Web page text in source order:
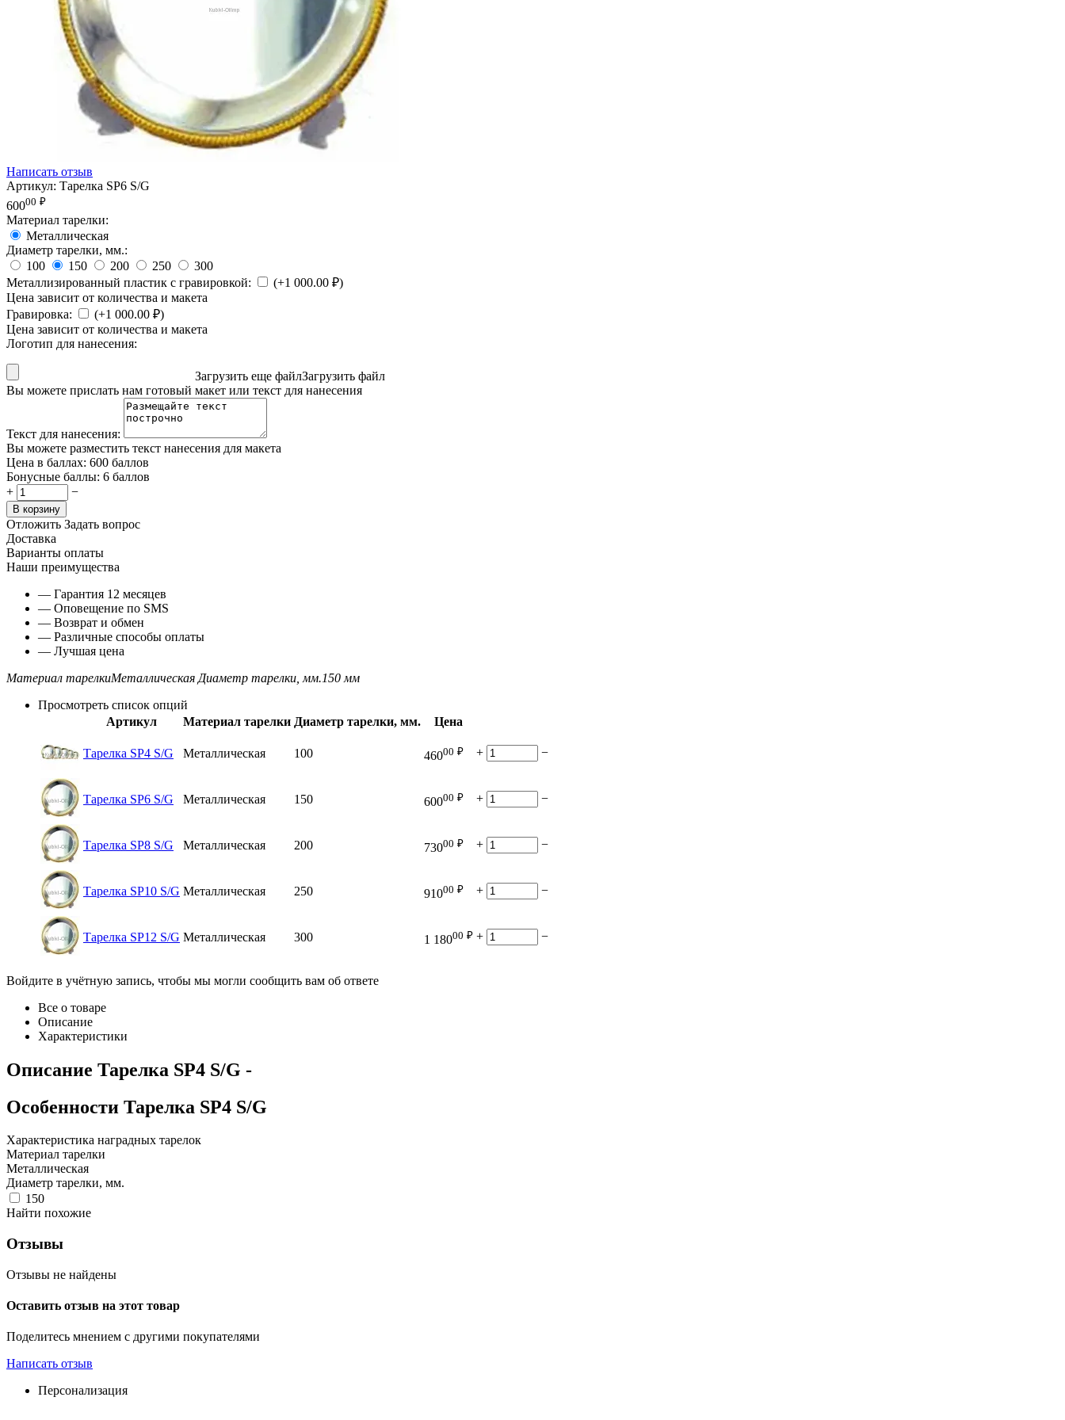
Написать отзыв
Артикул: Тарелка SP6 S/G
60000 ₽
Материал тарелки:
Металлическая
Диаметр тарелки, мм.:
100
150 200 250
300
Металлизированный пластик с гравировкой:
(+1 000.00 ₽)
Цена зависит от количества и макета
Гравировка:
(+1 000.00 ₽)
Цена зависит от количества и макета
Логотип для нанесения:
Загрузить еще файлЗагрузить файл
Вы можете прислать нам готовый макет или текст для нанесения
Текст для нанесения:
Вы можете разместить текст нанесения для макета
Цена в баллах: 600 баллов
Бонусные баллы: 6 баллов
+
−
В корзину
Отложить Задать вопрос
Доставка
Варианты оплаты
Наши преимущества
— Гарантия 12 месяцев
— Оповещение по SMS
— Возврат и обмен
— Различные способы оплаты
— Лучшая цена
Материал тарелкиМеталлическая Диаметр тарелки, мм.150 мм
Просмотреть список опций
Артикул
Материал тарелки Диаметр тарелки, мм. Цена
Тарелка SP4 S/G Металлическая 100 46000 ₽ + −
Тарелка SP6 S/G Металлическая 150 60000 ₽ + −
Тарелка SP8 S/G Металлическая 200 73000 ₽ + −
Тарелка SP10 S/G Металлическая 250 91000 ₽ + −
Тарелка SP12 S/G Металлическая 300 1 18000 ₽ + −
Войдите в учётную запись, чтобы мы могли сообщить вам об ответе
Все о товаре
Описание
Характеристики
Описание Тарелка SP4 S/G -
Особенности Тарелка SP4 S/G
Характеристика наградных тарелок
Материал тарелки
Металлическая
Диаметр тарелки, мм.
150
Найти похожие
Отзывы
Отзывы не найдены
Оставить отзыв на этот товар
Поделитесь мнением с другими покупателями
Написать отзыв
Персонализация